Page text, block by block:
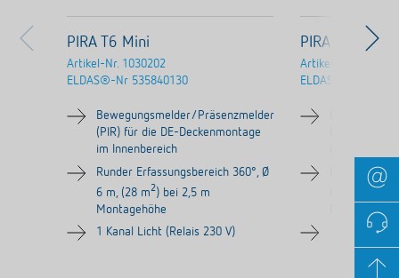
PIRA T6 Mini
Artikel-Nr. 1030202
ELDAS®-Nr 535840130
Bewegungsmelder/Präsenzmelder
(PIR) für die DE-Deckenmontage
im Innenbereich
Runder Erfassungsbereich 360°, Ø
6 m, (28 m2) bei 2,5 m
Montagehöhe
1 Kanal Licht (Relais 230 V)
PIRA T8 AP
Artikel-Nr.
ELDAS®-Nr
Runder
8 m, (50 m 2
1 Kanal